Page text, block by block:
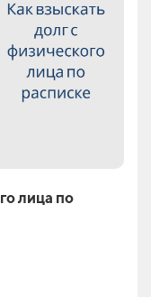
лица по